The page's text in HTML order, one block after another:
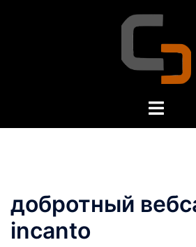
Toggle
добротный
incanto